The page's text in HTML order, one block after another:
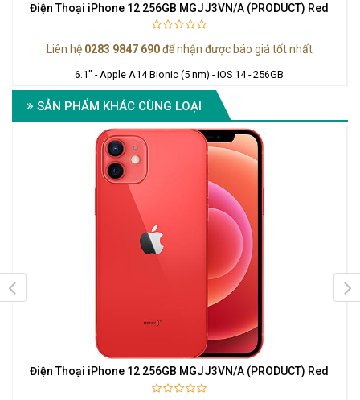
Điện Thoại iPhone 12 256GB MGJJ3VN/A (PRODUCT) Red
Liên hệ 0283 9847 690để nhận được báo giá tốt nhất
6.1" - Apple A14 Bionic (5 nm) - iOS 14 - 256GB
SẢN PHẨM KHÁC CÙNG LOẠI
Điện Thoại iPhone 12 256GB MGJJ3VN/A (PRODUCT) Red